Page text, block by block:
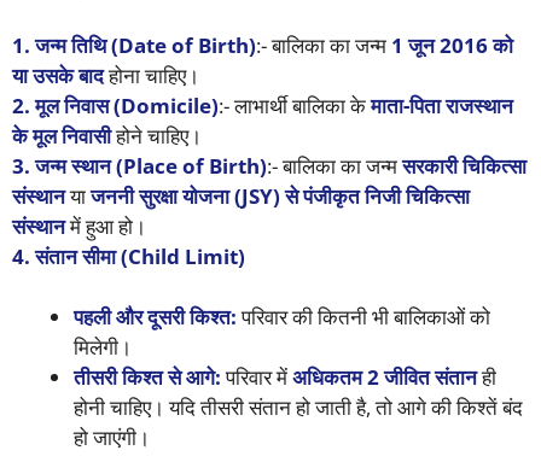
1. जन्म तिथि (Date of Birth):- बालिका का जन्म 1 जून 2016 को
या उसके बादहोना चाहिए।
2. मूल निवास (Domicile):- लाभार्थी बालिका केमाता-पिता राजस्थान
के मूल निवासीहोने चाहिए।
3. जन्म स्थान (Place of Birth):- बालिका का जन्मसरकारी चिकित्सा
संस्थानयाजननी सुरक्षा योजना (JSY) से पंजीकृत निजी चिकित्सा
संस्थानमें हुआ हो।
4. संतान सीमा (Child Limit)
पहली और दूसरी किश्त:परिवार की कितनी भी बालिकाओं को
मिलेगी।
तीसरी किश्त से आगे:परिवार मेंअधिकतम 2 जीवित संतानही
होनी चाहिए। यदि तीसरी संतान हो जाती है, तो आगे की किश्तें बंद
हो जाएंगी।